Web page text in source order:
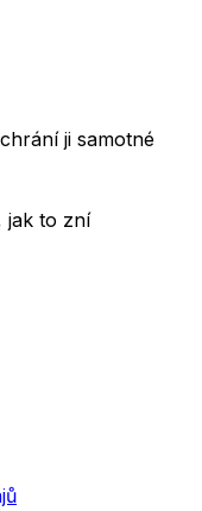
ji samotné
jak to zní